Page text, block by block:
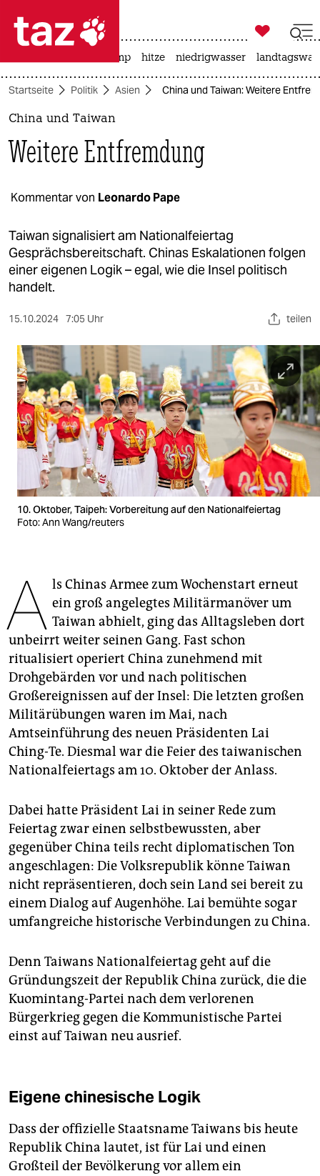
 taz zahl ich
taz zahl ich
politik
öko
gesellschaft
kultur
sport
berlin
nord
wahrheit
verlag
verlag
veranstaltungen
shop
fragen & hilfe
abo
genossenschaft
epaper login

taz zahl ich
usa unter trump hitze niedrigwasser
Startseite Politik Asien China und Taiwan: Weitere
China und Taiwan
Weitere Entfremdung
Kommentar von Leonardo Pape
Taiwan signalisiert am Nationalfeiertag
Gesprächsbereitschaft. Chinas Eskalationen folgen
einer eigenen Logik – egal, wie die Insel politisch
handelt.
15.10.2024 7:05 Uhr teilen
10. Oktober, Taipeh: Vorbereitung auf den Nationalfeiertag
Foto: Ann Wang/reuters
A ls Chinas Armee zum Wochenstart erneut
ein groß angelegtes Militärmanöver um
Taiwan abhielt, ging das Alltagsleben dort
unbeirrt weiter seinen Gang. Fast schon
ritualisiert operiert China zunehmend mit
Drohgebärden vor und nach politischen
Großereignissen auf der Insel: Die letzten großen
Militärübungen waren im Mai, nach
Amtseinführung des neuen Präsidenten Lai
Ching-Te. Diesmal war die Feier des taiwanischen
Nationalfeiertags am 10. Oktober der Anlass.
Dabei hatte Präsident Lai in seiner Rede zum
Feiertag zwar einen selbstbewussten, aber
gegenüber China teils recht diplomatischen Ton
angeschlagen: Die Volksrepublik könne Taiwan
nicht repräsentieren, doch sein Land sei bereit zu
einem Dialog auf Augenhöhe. Lai bemühte sogar
umfangreiche historische Verbindungen zu China.
Denn Taiwans Nationalfeiertag geht auf die
Gründungszeit der Republik China zurück, die die
Kuomintang-Partei nach dem verlorenen
Bürgerkrieg gegen die Kommunistische Partei
einst auf Taiwan neu ausrief.
Eigene chinesische Logik
Dass der offizielle Staatsname Taiwans bis heute
Republik China lautet, ist für Lai und einen
Großteil der Bevölkerung vor allem ein